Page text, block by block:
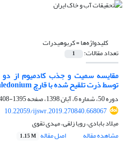
کلیدواژه‌ها =کربوهیدرات
تعداد مقالات: 1
مقایسه سمیت و جذب کادمیوم از دو
توسط ذرت تلقیح شده با قارچ Glomus caledonium
دوره 50، شماره 6، آبان 1398، صفحه
1395-1408
10.22059/ijswr.2019.270840.668067
میلاد بابادی، رویا زلقی، مهدی تقوی
مشاهده مقاله
اصل مقاله 1.15 M